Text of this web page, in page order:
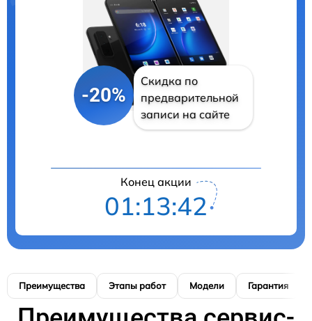
-20%
Скидка по
предварительной
записи на сайте
Конец акции
01:13:41
Преимущества Этапы работ Модели Гарантия